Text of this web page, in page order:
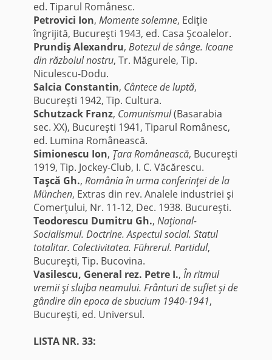
ed. Tiparul Românesc.
Petrovici Ion, Momente solemne, Ediţie
îngrijită, Bucureşti 1943, ed. Casa Şcoalelor.
Prundiş Alexandru, Botezul de sânge. Icoane
din războiul nostru, Tr. Măgurele, Tip.
Niculescu-Dodu.
Salcia Constantin, Cântece de luptă,
Bucureşti 1942, Tip. Cultura.
Schutzack Franz, Comunismul(Basarabia
sec. XX), Bucureşti 1941, Tiparul Românesc,
ed. Lumina Românească.
Simionescu Ion, Ţara Românească, Bucureşti
1919, Tip. Jockey-Club, I. C. Văcărescu.
Taşcă Gh., România în urma conferinţei de la
München, Extras din rev. Analele industriei şi
Comerţului, Nr. 11-12, Dec. 1938. Bucureşti.
Teodorescu Dumitru Gh., Naţional-
Socialismul. Doctrine. Aspectul social. Statul
totalitar. Colectivitatea. Führerul. Partidul,
Bucureşti, Tip. Bucovina.
Vasilescu, General rez. Petre I., În ritmul
vremii şi slujba neamului. Frânturi de suflet şi de
gândire din epoca de sbucium 1940-1941,
Bucureşti, ed. Universul.
LISTA NR. 33: